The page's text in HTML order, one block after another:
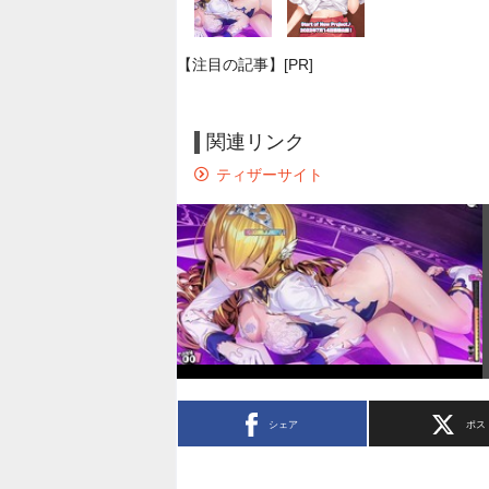
【注目の記事】[PR]
関連リンク
ティザーサイト
シェア ポス